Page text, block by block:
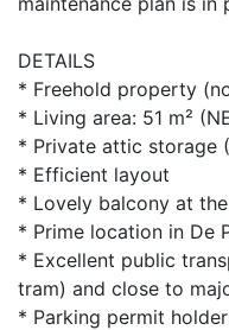
DETAILS
* Freehold property
* Living area: 51 m²
* Private attic storage
* Efficient layout
* Lovely balcony at
* Prime location in De
* Excellent public
tram) and close to
* Parking permit